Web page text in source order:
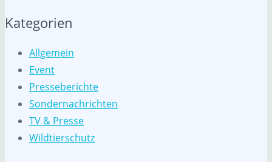
Kategorien
Allgemein
Event
Presseberichte
Sondernachrichten
TV & Presse
Wildtierschutz